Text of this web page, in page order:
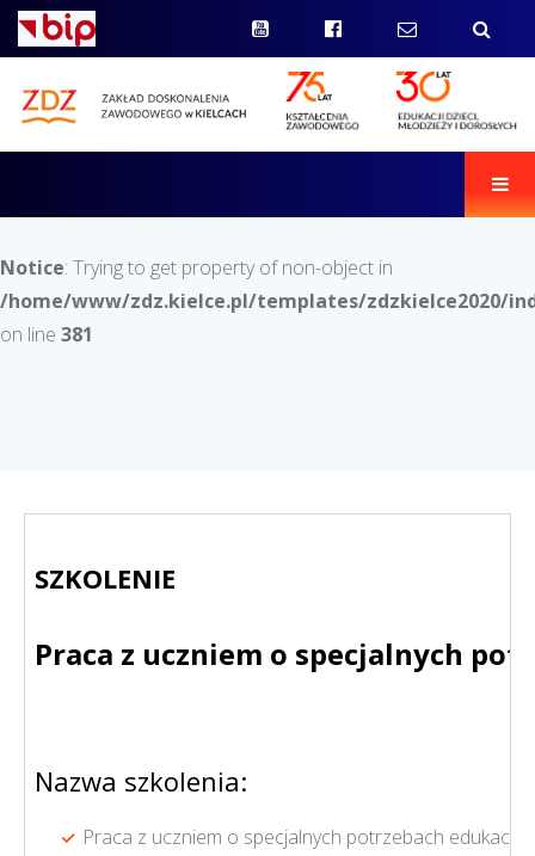
Notice: Trying to get property of non-object in
/home/www/zdz.kielce.pl/templates/zdzkielce2020/
on line 381
SZKOLENIE
Praca z uczniem o specjalnych
Nazwa szkolenia:
Praca z uczniem o specjalnych potrzebach